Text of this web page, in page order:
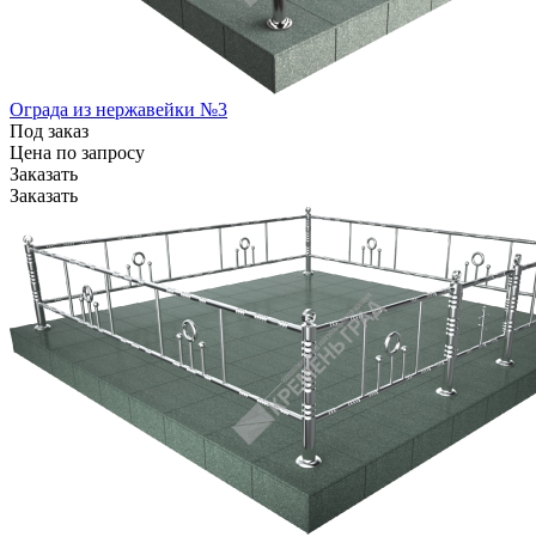
Ограда из нержавейки №3
Под заказ
Цена по запросу
Заказать
Заказать